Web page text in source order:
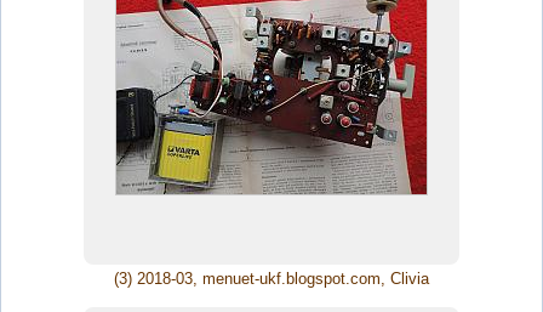
(3) 2018-03, menuet-ukf.blogspot.com, Clivia